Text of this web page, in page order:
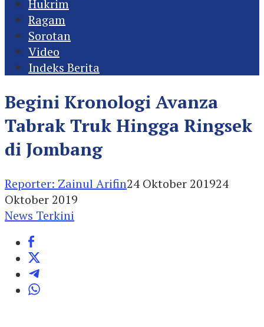
Hukrim
Ragam
Sorotan
Video
Indeks Berita
Begini Kronologi Avanza
Tabrak Truk Hingga Ringsek
di Jombang
Reporter: Zainul Arifin24 Oktober 201924
Oktober 2019
News Terkini